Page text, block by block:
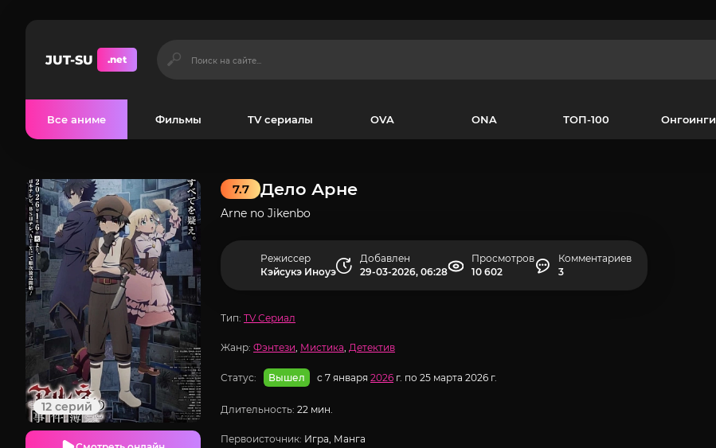
JUT-SU .net
Все аниме Фильмы TV сериалы OVA ONA ТОП-100 Онгоинги
Дело Арне
7.7
Arne no Jikenbo
12 серий
Режиссер
Кэйсукэ Иноуэ
Добавлен
29-03-2026, 06:28
Просмотров
10 602
Комментариев
3
Тип: TV Сериал
Жанр: Фэнтези, Мистика, Детектив
Статус: Вышел с 7 января 2026 г. по 25 марта 2026 г.
Длительность: 22 мин.
Первоисточник: Игра, Манга